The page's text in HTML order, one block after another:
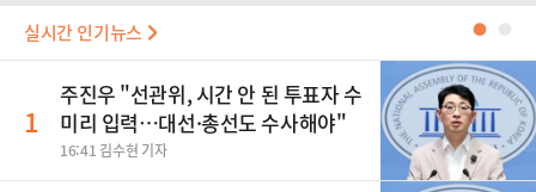
실시간 인기뉴스 ●
1
주진우 "선관위, 시간 안 된 투표자 수
미리 입력…대선·총선도 수사해야"
16:41 김수현 기자